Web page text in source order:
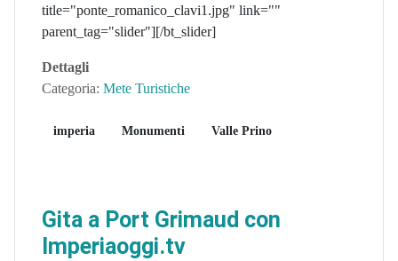
title="ponte_romanico_clavi1.jpg" link=""
parent_tag="slider"][/bt_slider]
Dettagli
Categoria: Mete Turistiche
imperia Monumenti Valle Prino
Gita a Port Grimaud con
Imperiaoggi.tv